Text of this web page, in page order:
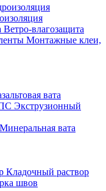
Ветро-влагозащита
Монтажные клеи,
вата
Экструзионный
Минеральная вата
Кладочный раствор
швов